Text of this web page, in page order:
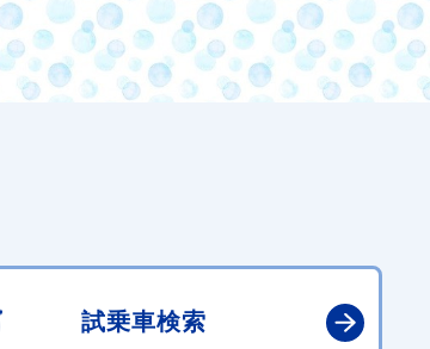
試乗車検索